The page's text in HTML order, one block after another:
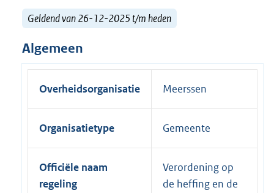
Geldend van 26-12-2025 t/m heden
Algemeen
Overheidsorganisatie Meerssen
Organisatietype Gemeente
Officiële naam
regeling
Verordening op
de heffing en de